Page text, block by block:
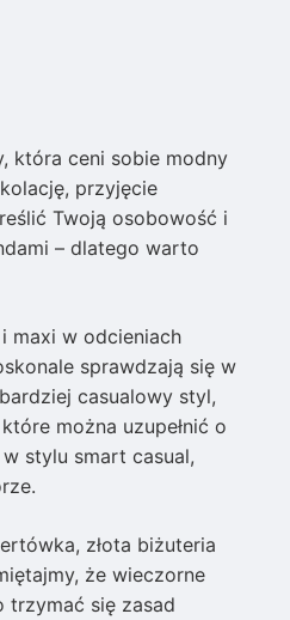
która ceni sobie modny
przyjęcie
Twoją osobowość i
– dlatego warto
maxi w odcieniach
sprawdzają się w
casualowy styl,
można uzupełnić o
stylu smart casual,
złota biżuteria
że wieczorne
trzymać się zasad